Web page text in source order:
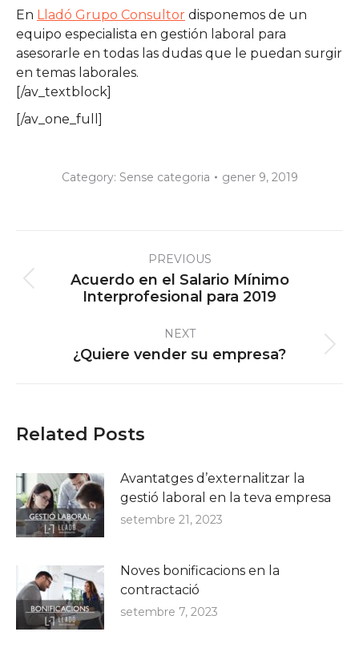
En Lladó Grupo Consultor disponemos de un
equipo especialista en gestión laboral para
asesorarle en todas las dudas que le puedan surgir
en temas laborales.
[/av_textblock]
[/av_one_full]
Category: Sense categoria gener 9, 2019
navigationPREVIOUS
Previous
post:
Acuerdo en el Salario Mínimo
Interprofesional para 2019
NEXT
Next
¿Quiere vender su empresa?
Related Posts
Avantatges d’externalitzar la
gestió laboral en la teva empresa
setembre 21, 2023
Noves bonificacions en la
contractació
setembre 7, 2023